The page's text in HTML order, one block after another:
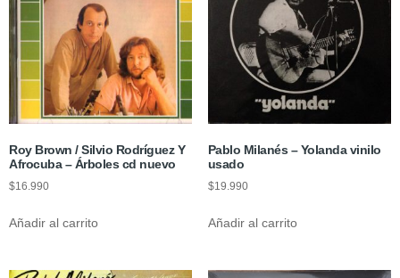
Roy Brown / Silvio Rodríguez Y
Afrocuba – Árboles cd nuevo
$16.990
Añadir al carrito
Pablo Milanés – Yolanda vinilo
usado
$19.990
Añadir al carrito